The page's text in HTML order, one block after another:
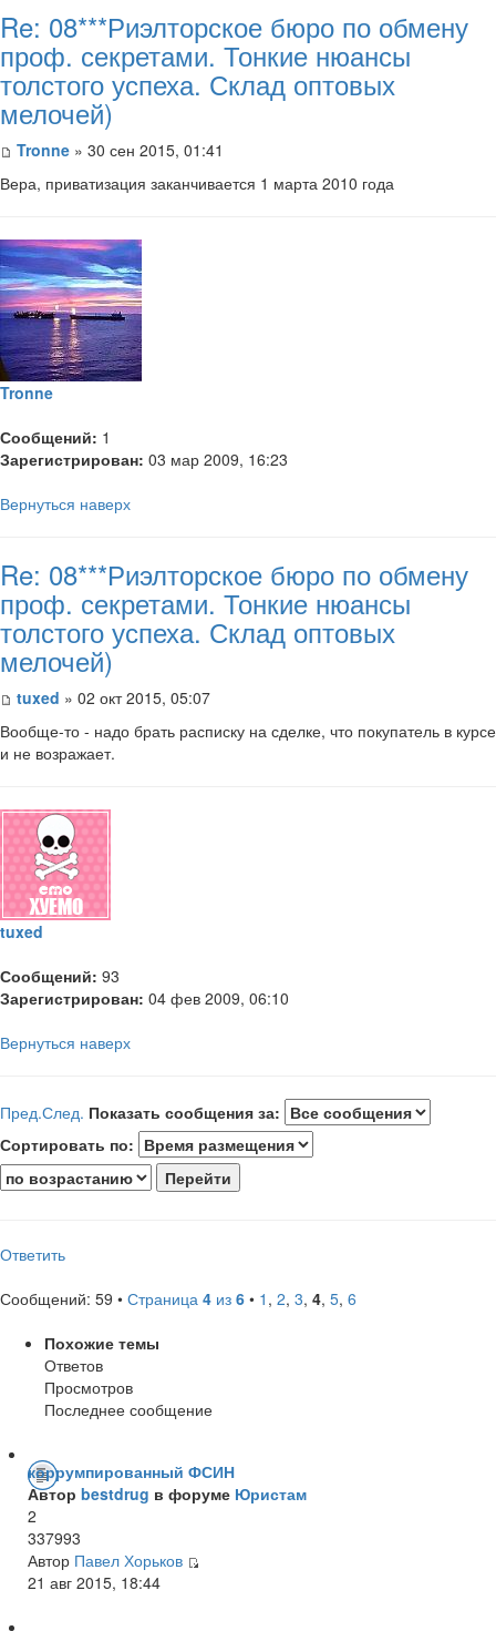
Re: 08***Риэлторское бюро по обмену
проф. секретами. Тонкие нюансы
толстого успеха. Склад оптовых
мелочей)
Tronne » 30 сен 2015, 01:41
Вера, приватизация заканчивается 1 марта 2010 года
Tronne
Сообщений: 1
Зарегистрирован: 03 мар 2009, 16:23
Вернуться наверх
Re: 08***Риэлторское бюро по обмену
проф. секретами. Тонкие нюансы
толстого успеха. Склад оптовых
мелочей)
tuxed » 02 окт 2015, 05:07
Вообще-то - надо брать расписку на сделке, что покупатель в курсе
и не возражает.
tuxed
Сообщений: 93
Зарегистрирован: 04 фев 2009, 06:10
Вернуться наверх
Пред.След. Показать сообщения за:
Сортировать по:
Ответить
Сообщений: 59 • Страница 4 из 6 • 1 , 2, 3, 4, 5, 6
Похожие темы
Ответов
Просмотров
Последнее сообщение
коррумпированный ФСИН
Автор bestdrug в форуме Юристам
2
337993
Автор Павел Хорьков
21 авг 2015, 18:44